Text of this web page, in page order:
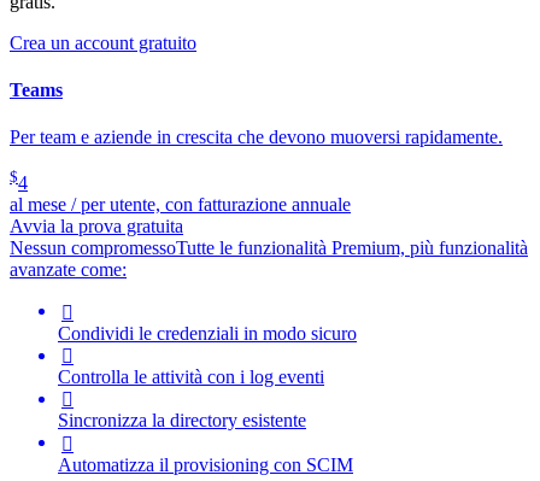
Crea un account gratuito
Teams
Per team e aziende in crescita che devono muoversi rapidamente.
$4
al mese / per utente, con fatturazione annuale
Avvia la prova gratuita
Nessun compromessoTutte le funzionalità Premium, più funzionalità
avanzate come:

Condividi le credenziali in modo sicuro

Controlla le attività con i log eventi

Sincronizza la directory esistente

Automatizza il provisioning con SCIM